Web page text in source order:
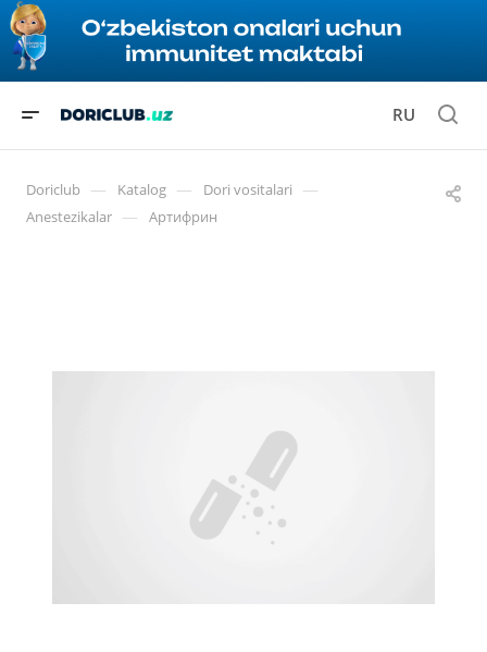
RU
Doriclub — Katalog — Dori vositalari —
Anestezikalar — Артифрин